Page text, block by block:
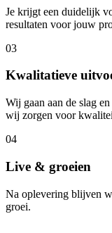
Je krijgt een duidelijk
resultaten voor jouw
03
Kwalitatieve
Wij gaan aan de slag
wij zorgen voor
04
Live & groeien
Na oplevering blijven
groei.